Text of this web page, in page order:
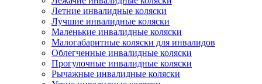
Летние инвалидные коляски
Лучшие инвалидные коляски
Маленькие инвалидные коляски
Малогабаритные коляски для инвалидов
Облегченные инвалидные коляски
Прогулочные инвалидные коляски
Рычажные инвалидные коляски